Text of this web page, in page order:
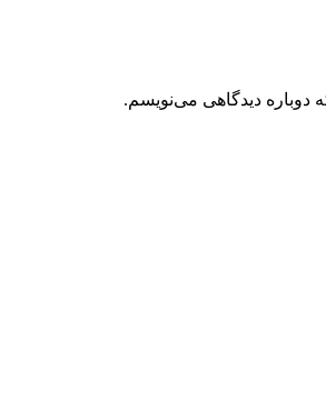
دوباره دیدگاهی می‌نویسم.